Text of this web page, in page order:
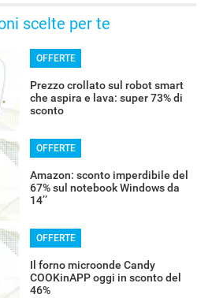
scelte per te
OFFERTE
Prezzo crollato sul robot smart
che aspira e lava: super 73% di
sconto
OFFERTE
Amazon: sconto imperdibile del
67% sul notebook Windows da
14’’
OFFERTE
Il forno microonde Candy
COOKinAPP oggi in sconto del
46%